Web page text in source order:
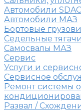
Автомобили SDAC
Автомобили МАЗ
Бортовые
Седельные
Самосвалы МАЗ
Сервис
Услуги и
Сервисное
Ремонт системы
Развал /